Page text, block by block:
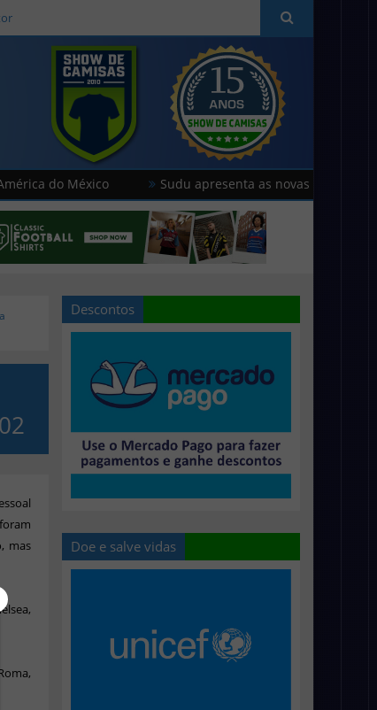
Sudu apresenta as novas camisas do País de
mas
Descontos
Doe e salve vidas